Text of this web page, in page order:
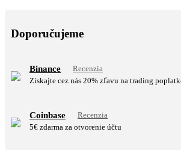
Doporučujeme
Binance
Recenzia
Získajte cez nás 20% zľavu na trading
Coinbase
Recenzia
5€ zdarma za otvorenie účtu